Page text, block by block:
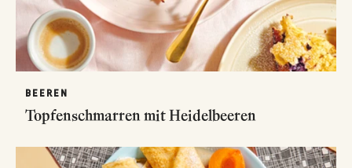
BEEREN
Topfenschmarren mit Heidelbeeren